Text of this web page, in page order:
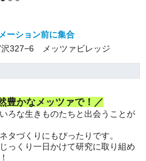
ーション前に集合
沢327−6 メッツァビレッジ
豊かなメッツァで！／
ろな生きものたちと出会うことが
タづくりにもぴったりです。
っくり一日かけて研究に取り組め